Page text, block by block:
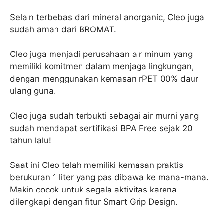
Selain terbebas dari mineral anorganic, Cleo juga
sudah aman dari BROMAT.
Cleo juga menjadi perusahaan air minum yang
memiliki komitmen dalam menjaga lingkungan,
dengan menggunakan kemasan rPET 00% daur
ulang guna.
Cleo juga sudah terbukti sebagai air murni yang
sudah mendapat sertifikasi BPA Free sejak 20
tahun lalu!
Saat ini Cleo telah memiliki kemasan praktis
berukuran 1 liter yang pas dibawa ke mana-mana.
Makin cocok untuk segala aktivitas karena
dilengkapi dengan fitur Smart Grip Design.